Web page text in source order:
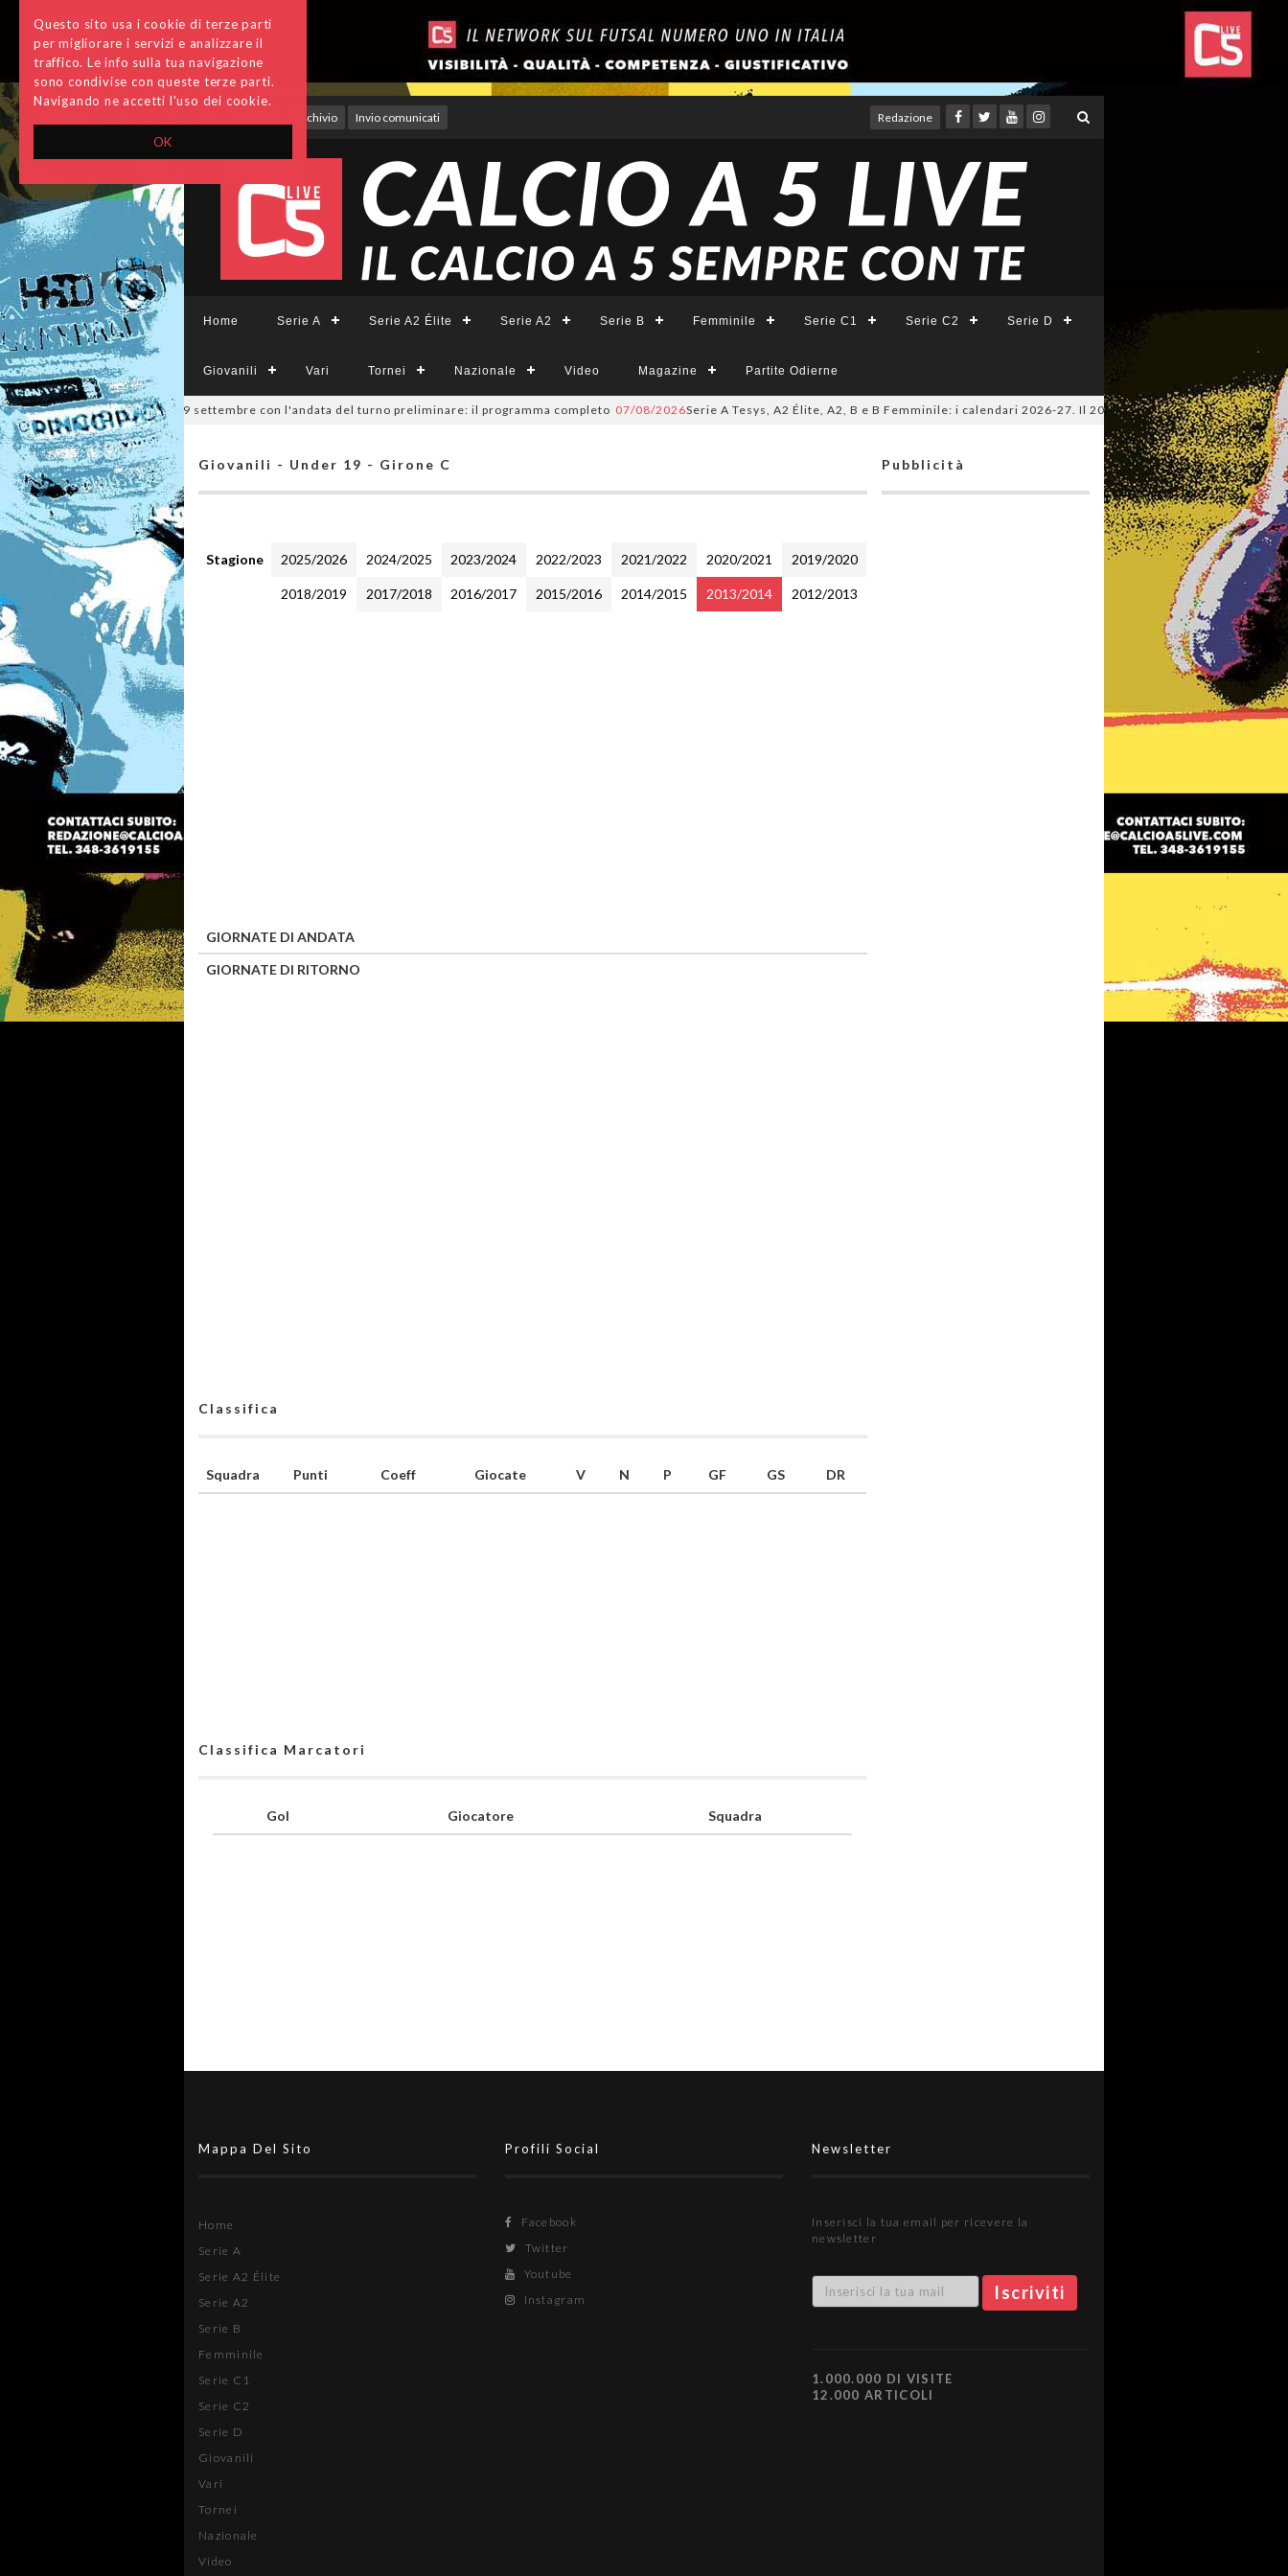
OK
Questo sito usa i cookie di terze parti
per migliorare i servizi e analizzare il
traffico. Le info sulla tua navigazione
sono condivise con queste terze parti.
Navigando ne accetti l'uso dei cookie.
Archivio Invio comunicati Redazione
Home Serie A Serie A2 Élite Serie A2 Serie B Femminile Serie C1 Serie C2 Serie D
Giovanili Vari Tornei Nazionale Video Magazine Partite Odierne
Divisione, si parte il 19 settembre con l'andata del turno preliminare: il programma completo 07/08/2026Serie A Tesys, A2 Élite, A2, B e B Femminile: i calendari 2026-27. Il 20 agosto la presentazione della Serie
Giovanili - Under 19 - Girone C
Stagione 2025/2026 2024/2025 2023/2024 2022/2023 2021/2022 2020/2021 2019/2020
2018/2019 2017/2018 2016/2017 2015/2016 2014/2015 2013/2014 2012/2013
GIORNATE DI ANDATA
GIORNATE DI RITORNO
Classifica
Squadra Punti Coeff Giocate V N P GF GS DR
Classifica Marcatori
Gol Giocatore Squadra
Pubblicità
Mappa Del Sito
Home
Serie A
Serie A2 Élite
Serie A2
Serie B
Femminile
Serie C1
Serie C2
Serie D
Giovanili
Vari
Tornei
Nazionale
Video
Profili Social
Facebook
Twitter
Youtube
Instagram
Newsletter
Inserisci la tua email per ricevere la
newsletter
1.000.000 DI VISITE
12.000 ARTICOLI